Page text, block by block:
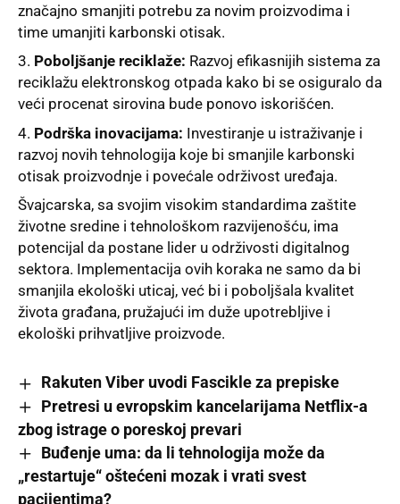
značajno smanjiti potrebu za novim proizvodima i
time umanjiti karbonski otisak.
Poboljšanje reciklaže: Razvoj efikasnijih sistema za
reciklažu elektronskog otpada kako bi se osiguralo da
veći procenat sirovina bude ponovo iskorišćen.
Podrška inovacijama: Investiranje u istraživanje i
razvoj novih tehnologija koje bi smanjile karbonski
otisak proizvodnje i povećale održivost uređaja.
Švajcarska, sa svojim visokim standardima zaštite
životne sredine i tehnološkom razvijenošću, ima
potencijal da postane lider u održivosti digitalnog
sektora. Implementacija ovih koraka ne samo da bi
smanjila ekološki uticaj, već bi i poboljšala kvalitet
života građana, pružajući im duže upotrebljive i
ekološki prihvatljive proizvode.
Rakuten Viber uvodi Fascikle za prepiske
Pretresi u evropskim kancelarijama Netflix-a
zbog istrage o poreskoj prevari
Buđenje uma: da li tehnologija može da
„restartuje“ oštećeni mozak i vrati svest
pacijentima?